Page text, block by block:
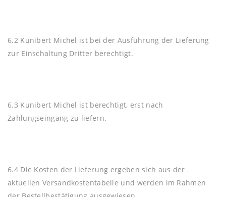
6.2 Kunibert Michel ist bei der Ausführung der Lieferung
zur Einschaltung Dritter berechtigt.
6.3 Kunibert Michel ist berechtigt, erst nach
Zahlungseingang zu liefern.
6.4 Die Kosten der Lieferung ergeben sich aus der
aktuellen Versandkostentabelle und werden im Rahmen